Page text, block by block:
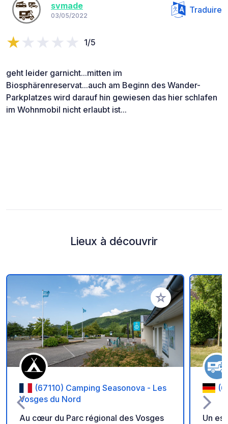
svmade
03/05/2022
Traduire
1/5
geht leider garnicht...mitten im
Biosphärenreservat...auch am Beginn des Wander-
Parkplatzes wird darauf hin gewiesen das hier schlafen
im Wohnmobil nicht erlaubt ist...
Lieux à découvrir
Ajouter à vos
(67110) Camping Seasonova - Les
Vosges du Nord
Au cœur du Parc régional des Vosges
Un